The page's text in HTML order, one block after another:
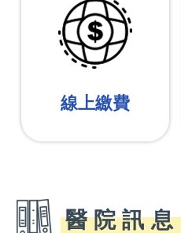
線上繳費
醫院訊息